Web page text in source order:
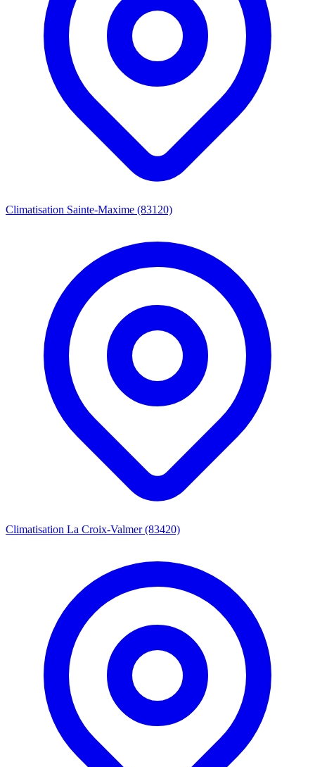
Climatisation Sainte-Maxime (83120)
Climatisation La Croix-Valmer (83420)